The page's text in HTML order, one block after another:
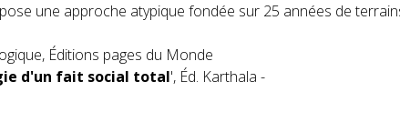
une approche atypique fondée sur 25 années de
Éditions pages du Monde
d'un fait social total', Éd. Karthala -